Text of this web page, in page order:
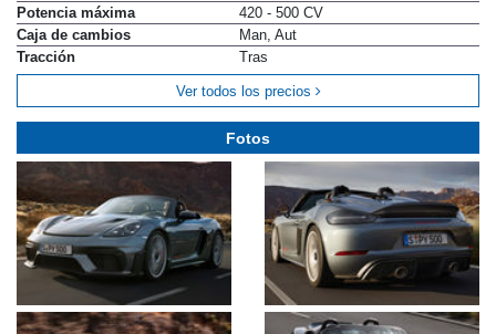
Potencia máxima
420 - 500 CV
Caja de cambios
Man, Aut
Tracción
Tras
Ver todos los precios
Fotos